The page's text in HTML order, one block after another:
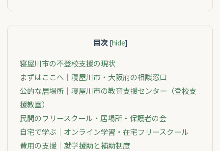
目次 [hide]
寝屋川市の不登校支援の現状
まずはここへ｜寝屋川市・大阪府の相談窓口
公的な居場所｜寝屋川市の教育支援センター（登校支
援教室）
民間のフリースクール・居場所・保護者の会
自宅で学ぶ｜オンライン学習・在宅フリースクール
費用の支援｜就学援助と補助制度